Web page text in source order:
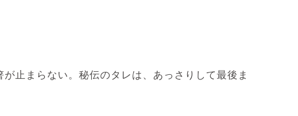
止まらない。秘伝のタレは、あっさりして最後ま